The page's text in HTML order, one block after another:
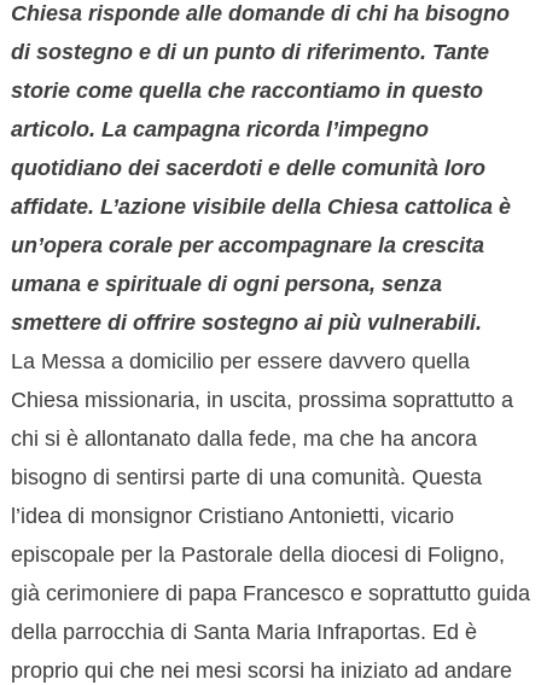
Chiesa risponde alle domande di chi ha bisogno
di sostegno e di un punto di riferimento. Tante
storie come quella che raccontiamo in questo
articolo. La campagna ricorda l’impegno
quotidiano dei sacerdoti e delle comunità loro
affidate. L’azione visibile della Chiesa cattolica è
un’opera corale per accompagnare la crescita
umana e spirituale di ogni persona, senza
smettere di offrire sostegno ai più vulnerabili.
La Messa a domicilio per essere davvero quella
Chiesa missionaria, in uscita, prossima soprattutto a
chi si è allontanato dalla fede, ma che ha ancora
bisogno di sentirsi parte di una comunità. Questa
l’idea di monsignor Cristiano Antonietti, vicario
episcopale per la Pastorale della diocesi di Foligno,
già cerimoniere di papa Francesco e soprattutto guida
della parrocchia di Santa Maria Infraportas. Ed è
proprio qui che nei mesi scorsi ha iniziato ad andare